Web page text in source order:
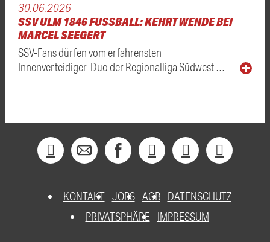
30.06.2026
SSV ULM 1846 FUSSBALL: KEHRTWENDE BEI
MARCEL SEEGERT
SSV-Fans dürfen vom erfahrensten
Innenverteidiger-Duo der Regionalliga Südwest …
KONTAKT JOBS AGB DATENSCHUTZ
PRIVATSPHÄRE
IMPRESSUM